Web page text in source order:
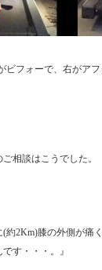
ビフォーで、右がアフ
相談はこうでした。
(約2Km)膝の外側が痛
す・・・。』